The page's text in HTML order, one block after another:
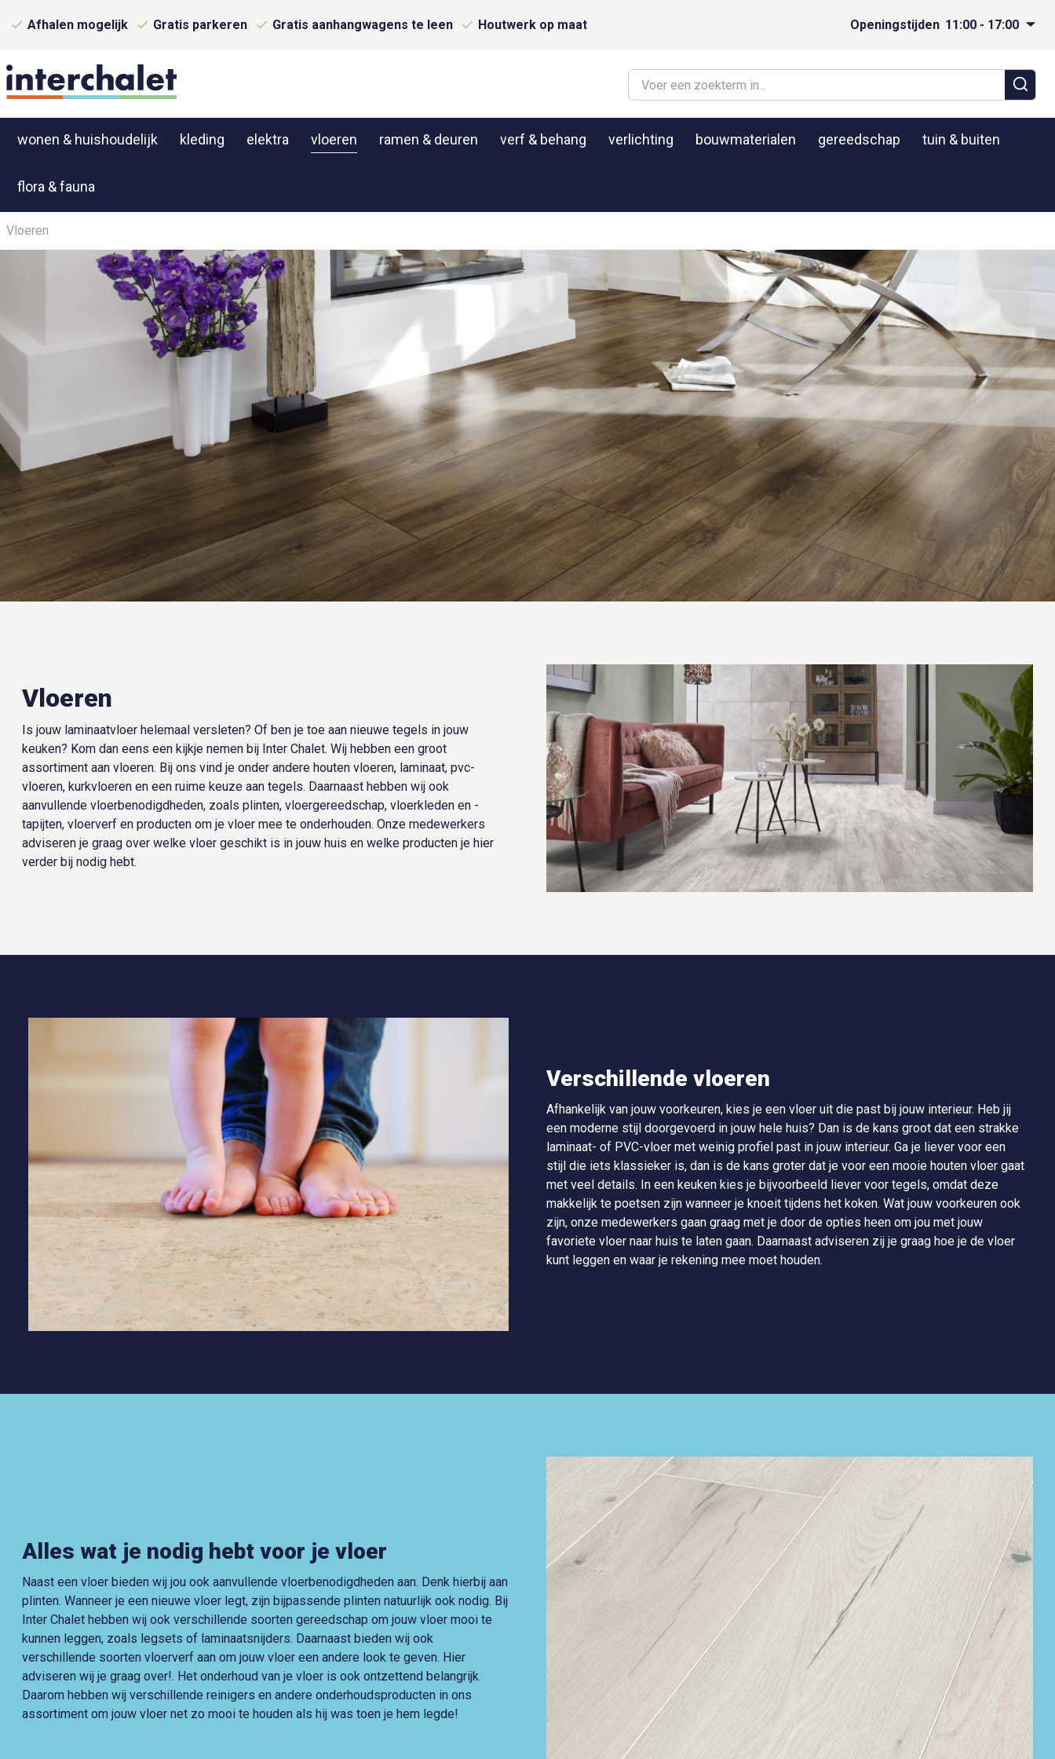
Afhalen mogelijk Gratis parkeren Gratis aanhangwagens te leen Houtwerk op maat Openingstijden 11:00 - 17:00
wonen & huishoudelijk kleding elektra vloeren ramen & deuren verf & behang verlichting bouwmaterialen gereedschap tuin & buiten
flora & fauna
Vloeren
Vloeren
Is jouw laminaatvloer helemaal versleten? Of ben je toe aan nieuwe tegels in jouw
keuken? Kom dan eens een kijkje nemen bij Inter Chalet. Wij hebben een groot
assortiment aan vloeren. Bij ons vind je onder andere houten vloeren, laminaat, pvc-
vloeren, kurkvloeren en een ruime keuze aan tegels. Daarnaast hebben wij ook
aanvullende vloerbenodigdheden, zoals plinten, vloergereedschap, vloerkleden en -
tapijten, vloerverf en producten om je vloer mee te onderhouden. Onze medewerkers
adviseren je graag over welke vloer geschikt is in jouw huis en welke producten je hier
verder bij nodig hebt.
Verschillende vloeren
Afhankelijk van jouw voorkeuren, kies je een vloer uit die past bij jouw interieur. Heb jij
een moderne stijl doorgevoerd in jouw hele huis? Dan is de kans groot dat een strakke
laminaat- of PVC-vloer met weinig profiel past in jouw interieur. Ga je liever voor een
stijl die iets klassieker is, dan is de kans groter dat je voor een mooie houten vloer gaat
met veel details. In een keuken kies je bijvoorbeeld liever voor tegels, omdat deze
makkelijk te poetsen zijn wanneer je knoeit tijdens het koken. Wat jouw voorkeuren ook
zijn, onze medewerkers gaan graag met je door de opties heen om jou met jouw
favoriete vloer naar huis te laten gaan. Daarnaast adviseren zij je graag hoe je de vloer
kunt leggen en waar je rekening mee moet houden.
Alles wat je nodig hebt voor je vloer
Naast een vloer bieden wij jou ook aanvullende vloerbenodigdheden aan. Denk hierbij aan
plinten. Wanneer je een nieuwe vloer legt, zijn bijpassende plinten natuurlijk ook nodig. Bij
Inter Chalet hebben wij ook verschillende soorten gereedschap om jouw vloer mooi te
kunnen leggen, zoals legsets of laminaatsnijders. Daarnaast bieden wij ook
verschillende soorten vloerverf aan om jouw vloer een andere look te geven. Hier
adviseren wij je graag over!. Het onderhoud van je vloer is ook ontzettend belangrijk.
Daarom hebben wij verschillende reinigers en andere onderhoudsproducten in ons
assortiment om jouw vloer net zo mooi te houden als hij was toen je hem legde!